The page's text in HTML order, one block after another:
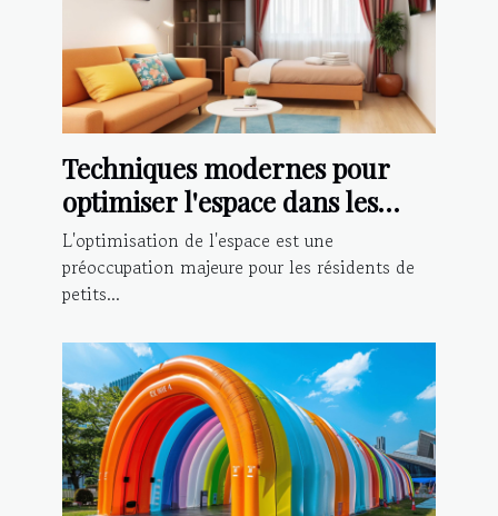
Techniques modernes pour
optimiser l'espace dans les
petits appartements
L'optimisation de l'espace est une
préoccupation majeure pour les résidents de
petits...